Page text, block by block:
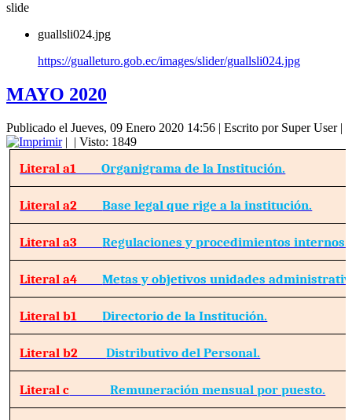
slide
guallsli024.jpg
https://gualleturo.gob.ec/images/slider/guallsli024.jpg
MAYO 2020
Publicado el Jueves, 09 Enero 2020 14:56 | Escrito por Super User|
| | Visto: 1849
Literal a1Organigrama de la Institución.
Literal a2Base legal que rige a la institución.
Literal a3Regulaciones y procedimientos internos.
Literal a4Metas y objetivos unidades
Literal b1Directorio de la Institución.
Literal b2Distributivo del Personal.
Literal c Remuneración mensual por puesto.